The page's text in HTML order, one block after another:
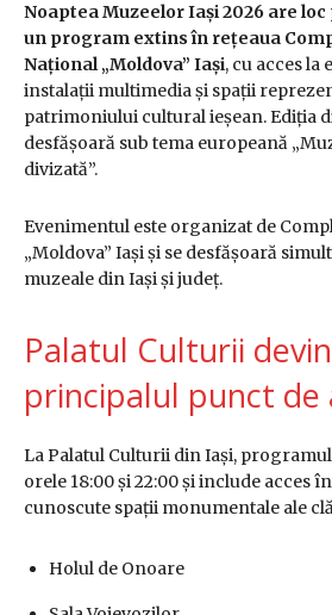
Noaptea Muzeelor Iași 2026 are loc
un program extins în rețeaua
Național „Moldova” Iași, cu acces la
instalații multimedia și spații
patrimoniului cultural ieșean. Ediția
desfășoară sub tema europeană
divizată”.
Evenimentul este organizat de
„Moldova” Iașiși se desfășoară
muzeale din Iași și județ.
Palatul Culturii
principalul punct de
LaPalatul Culturii din Iași,
orele 18:00 și 22:00 și include acces
cunoscute spații monumentale ale
Holul de Onoare